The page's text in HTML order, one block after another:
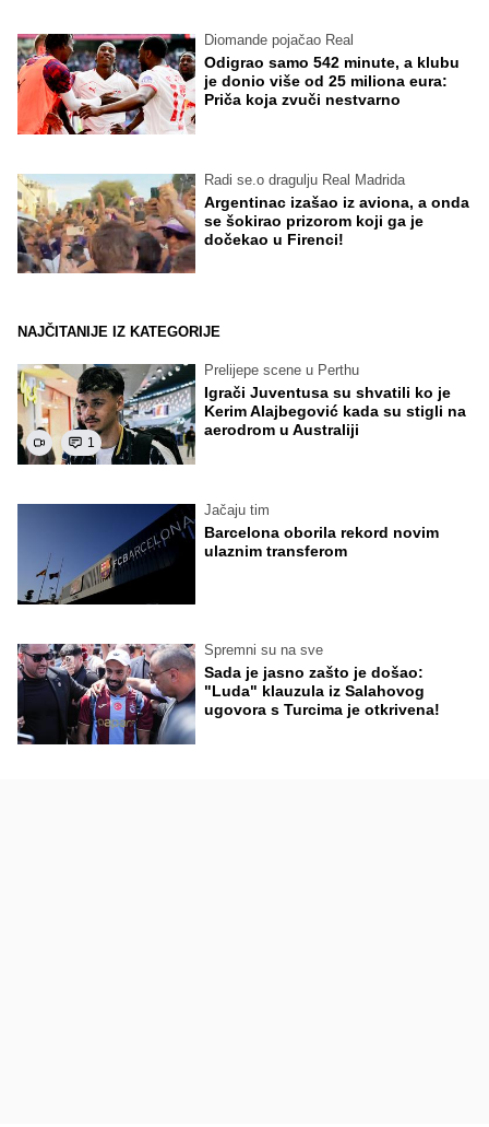
Diomande pojačao Real
Odigrao samo 542 minute, a klubu
je donio više od 25 miliona eura:
Priča koja zvuči nestvarno
Radi se.o dragulju Real Madrida
Argentinac izašao iz aviona, a onda
se šokirao prizorom koji ga je
dočekao u Firenci!
NAJČITANIJE IZ KATEGORIJE
1
Prelijepe scene u Perthu
Igrači Juventusa su shvatili ko je
Kerim Alajbegović kada su stigli na
aerodrom u Australiji
Jačaju tim
Barcelona oborila rekord novim
ulaznim transferom
Spremni su na sve
Sada je jasno zašto je došao:
"Luda" klauzula iz Salahovog
ugovora s Turcima je otkrivena!